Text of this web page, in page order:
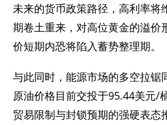
未来的货币政策路径，高利率将
期卷土重来，对高位黄金的溢价
价短期内恐将陷入蓄势整理期。
与此同时，能源市场的多空拉锯
原油价格目前交投于95.44美元/
贸易限制与封锁预期的强硬表态